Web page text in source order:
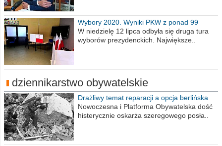
Wybory 2020. Wyniki PKW z ponad 99
procent obwodów
W niedzielę 12 lipca odbyła się druga tura
wyborów prezydenckich. Największe..
dziennikarstwo obywatelskie
Drażliwy temat reparacji a opcja berlińska
Nowoczesna i Platforma Obywatelska dość
histerycznie oskarża szeregowego posła..